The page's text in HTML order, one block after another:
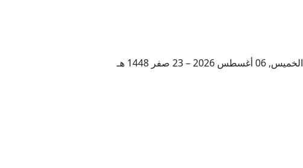
الخميس, 06 أغسطس 2026 – 23 صفر 1448 هـ